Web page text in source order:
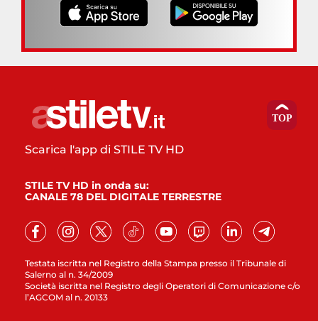
Testata iscritta nel Registro della Stampa presso il Tribunale di
Salerno al n. 34/2009
Società iscritta nel Registro degli Operatori di Comunicazione c/o
l’AGCOM al n. 20133
Scarica l'app di STILE TV HD
STILE TV HD in onda su:
CANALE 78 DEL DIGITALE TERRESTRE